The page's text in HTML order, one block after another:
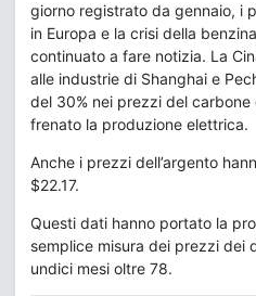
giorno registrato da gennaio, i
in Europa e la crisi della
continuato a fare notizia. La
alle industrie di Shanghai e
del 30% nei prezzi del carbone
frenato la produzione elettrica.
Anche i prezzi dell’argento
$22.17.
Questi dati hanno portato la
semplice misura dei prezzi dei
undici mesi oltre 78.